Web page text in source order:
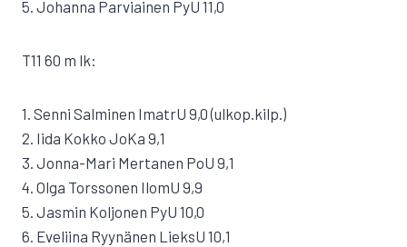
5. Johanna Parviainen PyU 11,0
T11 60 m lk:
1. Senni Salminen ImatrU 9,0 (ulkop.kilp.)
2. Iida Kokko JoKa 9,1
3. Jonna-Mari Mertanen PoU 9,1
4. Olga Torssonen IlomU 9,9
5. Jasmin Koljonen PyU 10,0
6. Eveliina Ryynänen LieksU 10,1